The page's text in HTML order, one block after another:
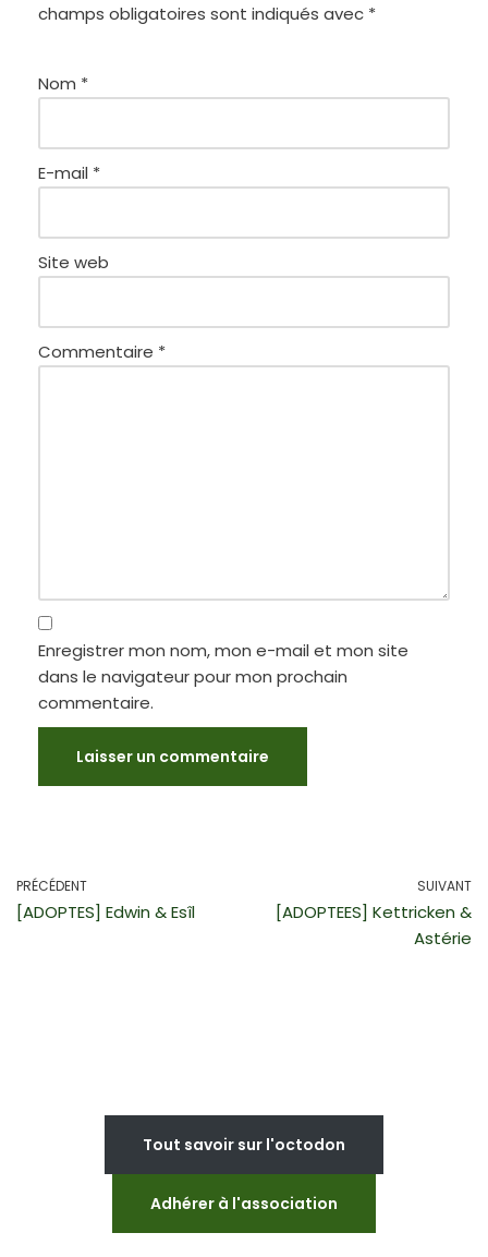
champs obligatoires sont indiqués avec *
Nom *
E-mail *
Site web
Commentaire *
Enregistrer mon nom, mon e-mail et mon site
dans le navigateur pour mon prochain
commentaire.
PRÉCÉDENT
[ADOPTES] Edwin & Esîl
SUIVANT
[ADOPTEES] Kettricken &
Astérie
Tout savoir sur l'octodon
Adhérer à l'association